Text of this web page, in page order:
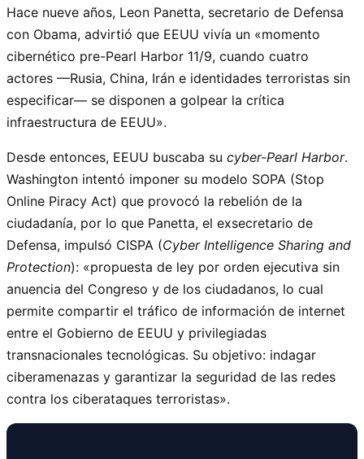
Hace nueve años, Leon Panetta, secretario de Defensa
con Obama, advirtió que EEUU vivía un «momento
cibernético pre-Pearl Harbor 11/9, cuando cuatro
actores —Rusia, China, Irán e identidades terroristas sin
especificar— se disponen a golpear la crítica
infraestructura de EEUU».
Desde entonces, EEUU buscaba su cyber-Pearl Harbor.
Washington intentó imponer su modelo SOPA (Stop
Online Piracy Act) que provocó la rebelión de la
ciudadanía, por lo que Panetta, el exsecretario de
Defensa, impulsó CISPA (Cyber Intelligence Sharing and
Protection): «propuesta de ley por orden ejecutiva sin
anuencia del Congreso y de los ciudadanos, lo cual
permite compartir el tráfico de información de internet
entre el Gobierno de EEUU y privilegiadas
transnacionales tecnológicas. Su objetivo: indagar
ciberamenazas y garantizar la seguridad de las redes
contra los ciberataques terroristas».